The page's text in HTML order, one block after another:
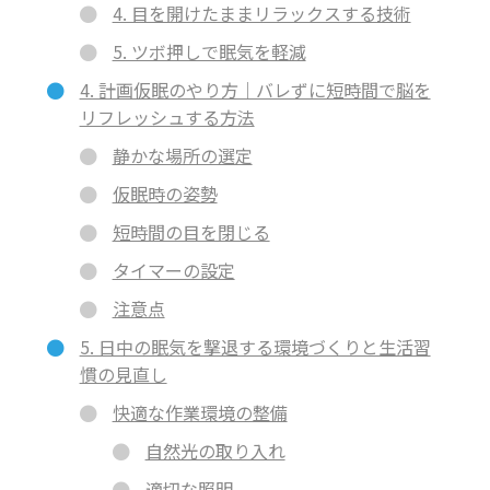
4. 目を開けたままリラックスする技術
5. ツボ押しで眠気を軽減
4. 計画仮眠のやり方｜バレずに短時間で脳を
リフレッシュする方法
静かな場所の選定
仮眠時の姿勢
短時間の目を閉じる
タイマーの設定
注意点
5. 日中の眠気を撃退する環境づくりと生活習
慣の見直し
快適な作業環境の整備
自然光の取り入れ